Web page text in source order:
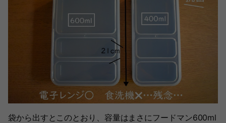
袋から出すとこのとおり、容量はまさにフードマン600ml